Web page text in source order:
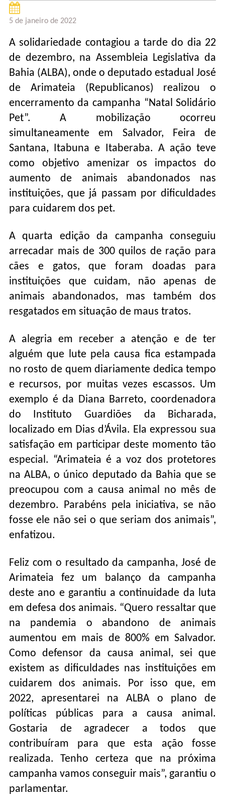
5 de janeiro de 2022
A solidariedade contagiou a tarde do dia 22
de dezembro, na Assembleia Legislativa da
Bahia (ALBA), onde o deputado estadual José
de Arimateia (Republicanos) realizou o
encerramento da campanha “Natal Solidário
Pet”. A mobilização ocorreu
simultaneamente em Salvador, Feira de
Santana, Itabuna e Itaberaba. A ação teve
como objetivo amenizar os impactos do
aumento de animais abandonados nas
instituições, que já passam por dificuldades
para cuidarem dos pet.
A quarta edição da campanha conseguiu
arrecadar mais de 300 quilos de ração para
cães e gatos, que foram doadas para
instituições que cuidam, não apenas de
animais abandonados, mas também dos
resgatados em situação de maus tratos.
A alegria em receber a atenção e de ter
alguém que lute pela causa fica estampada
no rosto de quem diariamente dedica tempo
e recursos, por muitas vezes escassos. Um
exemplo é da Diana Barreto, coordenadora
do Instituto Guardiões da Bicharada,
localizado em Dias d’Ávila. Ela expressou sua
satisfação em participar deste momento tão
especial. “Arimateia é a voz dos protetores
na ALBA, o único deputado da Bahia que se
preocupou com a causa animal no mês de
dezembro. Parabéns pela iniciativa, se não
fosse ele não sei o que seriam dos animais”,
enfatizou.
Feliz com o resultado da campanha, José de
Arimateia fez um balanço da campanha
deste ano e garantiu a continuidade da luta
em defesa dos animais. “Quero ressaltar que
na pandemia o abandono de animais
aumentou em mais de 800% em Salvador.
Como defensor da causa animal, sei que
existem as dificuldades nas instituições em
cuidarem dos animais. Por isso que, em
2022, apresentarei na ALBA o plano de
políticas públicas para a causa animal.
Gostaria de agradecer a todos que
contribuíram para que esta ação fosse
realizada. Tenho certeza que na próxima
campanha vamos conseguir mais”, garantiu o
parlamentar.